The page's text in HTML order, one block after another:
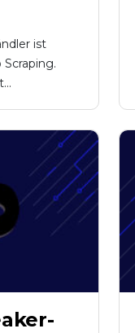
ist